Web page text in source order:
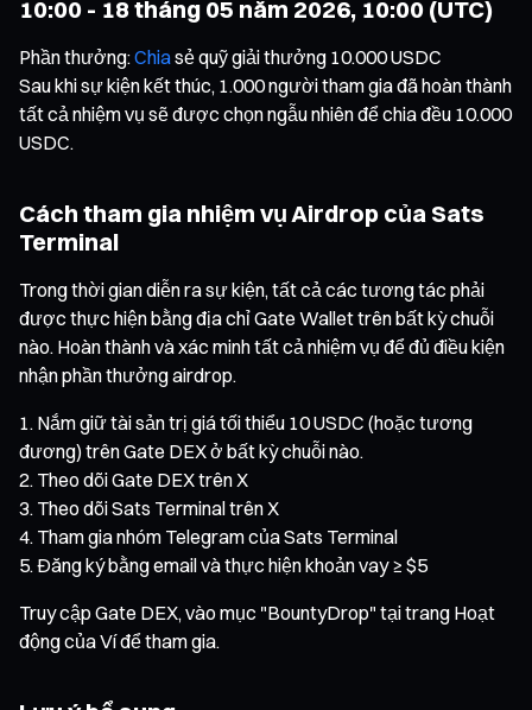
10:00 - 18 tháng 05 năm 2026, 10:00 (UTC)
Phần thưởng:Chiasẻ quỹ giải thưởng 10.000 USDC
Sau khi sự kiện kết thúc, 1.000 người tham gia đã hoàn thành
tất cả nhiệm vụ sẽ được chọn ngẫu nhiên để chia đều 10.000
USDC.
Cách tham gia nhiệm vụ Airdrop của Sats
Terminal
Trong thời gian diễn ra sự kiện, tất cả các tương tác phải
được thực hiện bằng địa chỉ Gate Wallet trên bất kỳ chuỗi
nào. Hoàn thành và xác minh tất cả nhiệm vụ để đủ điều kiện
nhận phần thưởng airdrop.
Nắm giữ tài sản trị giá tối thiểu 10 USDC (hoặc tương
đương) trên Gate DEX ở bất kỳ chuỗi nào.
Theo dõi Gate DEX trên X
Theo dõi Sats Terminal trên X
Tham gia nhóm Telegram của Sats Terminal
Đăng ký bằng email và thực hiện khoản vay ≥ $5
Truy cập Gate DEX, vào mục "BountyDrop" tại trang Hoạt
động của Ví để tham gia.